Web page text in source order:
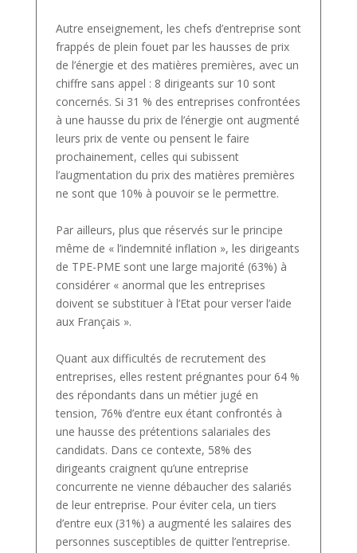
Autre enseignement, les chefs d’entreprise sont
frappés de plein fouet par les hausses de prix
de l’énergie et des matières premières, avec un
chiffre sans appel : 8 dirigeants sur 10 sont
concernés. Si 31 % des entreprises confrontées
à une hausse du prix de l’énergie ont augmenté
leurs prix de vente ou pensent le faire
prochainement, celles qui subissent
l’augmentation du prix des matières premières
ne sont que 10% à pouvoir se le permettre.
Par ailleurs, plus que réservés sur le principe
même de « l’indemnité inflation », les dirigeants
de TPE-PME sont une large majorité (63%) à
considérer « anormal que les entreprises
doivent se substituer à l’Etat pour verser l’aide
aux Français ».
Quant aux difficultés de recrutement des
entreprises, elles restent prégnantes pour 64 %
des répondants dans un métier jugé en
tension, 76% d’entre eux étant confrontés à
une hausse des prétentions salariales des
candidats. Dans ce contexte, 58% des
dirigeants craignent qu’une entreprise
concurrente ne vienne débaucher des salariés
de leur entreprise. Pour éviter cela, un tiers
d’entre eux (31%) a augmenté les salaires des
personnes susceptibles de quitter l’entreprise.